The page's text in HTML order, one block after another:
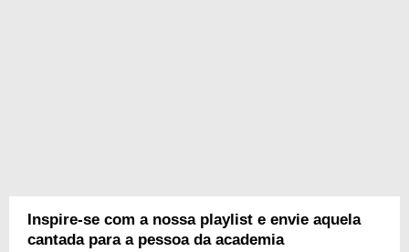
Inspire-se com a nossa playlist e envie aquela
cantada para a pessoa da academia